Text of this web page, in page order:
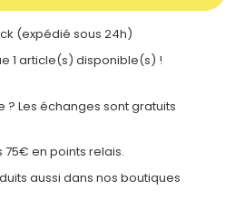
(expédié sous 24h)
1 article(s) disponible(s) !
? Les échanges sont gratuits
75€ en points relais.
aussi dans nos boutiques